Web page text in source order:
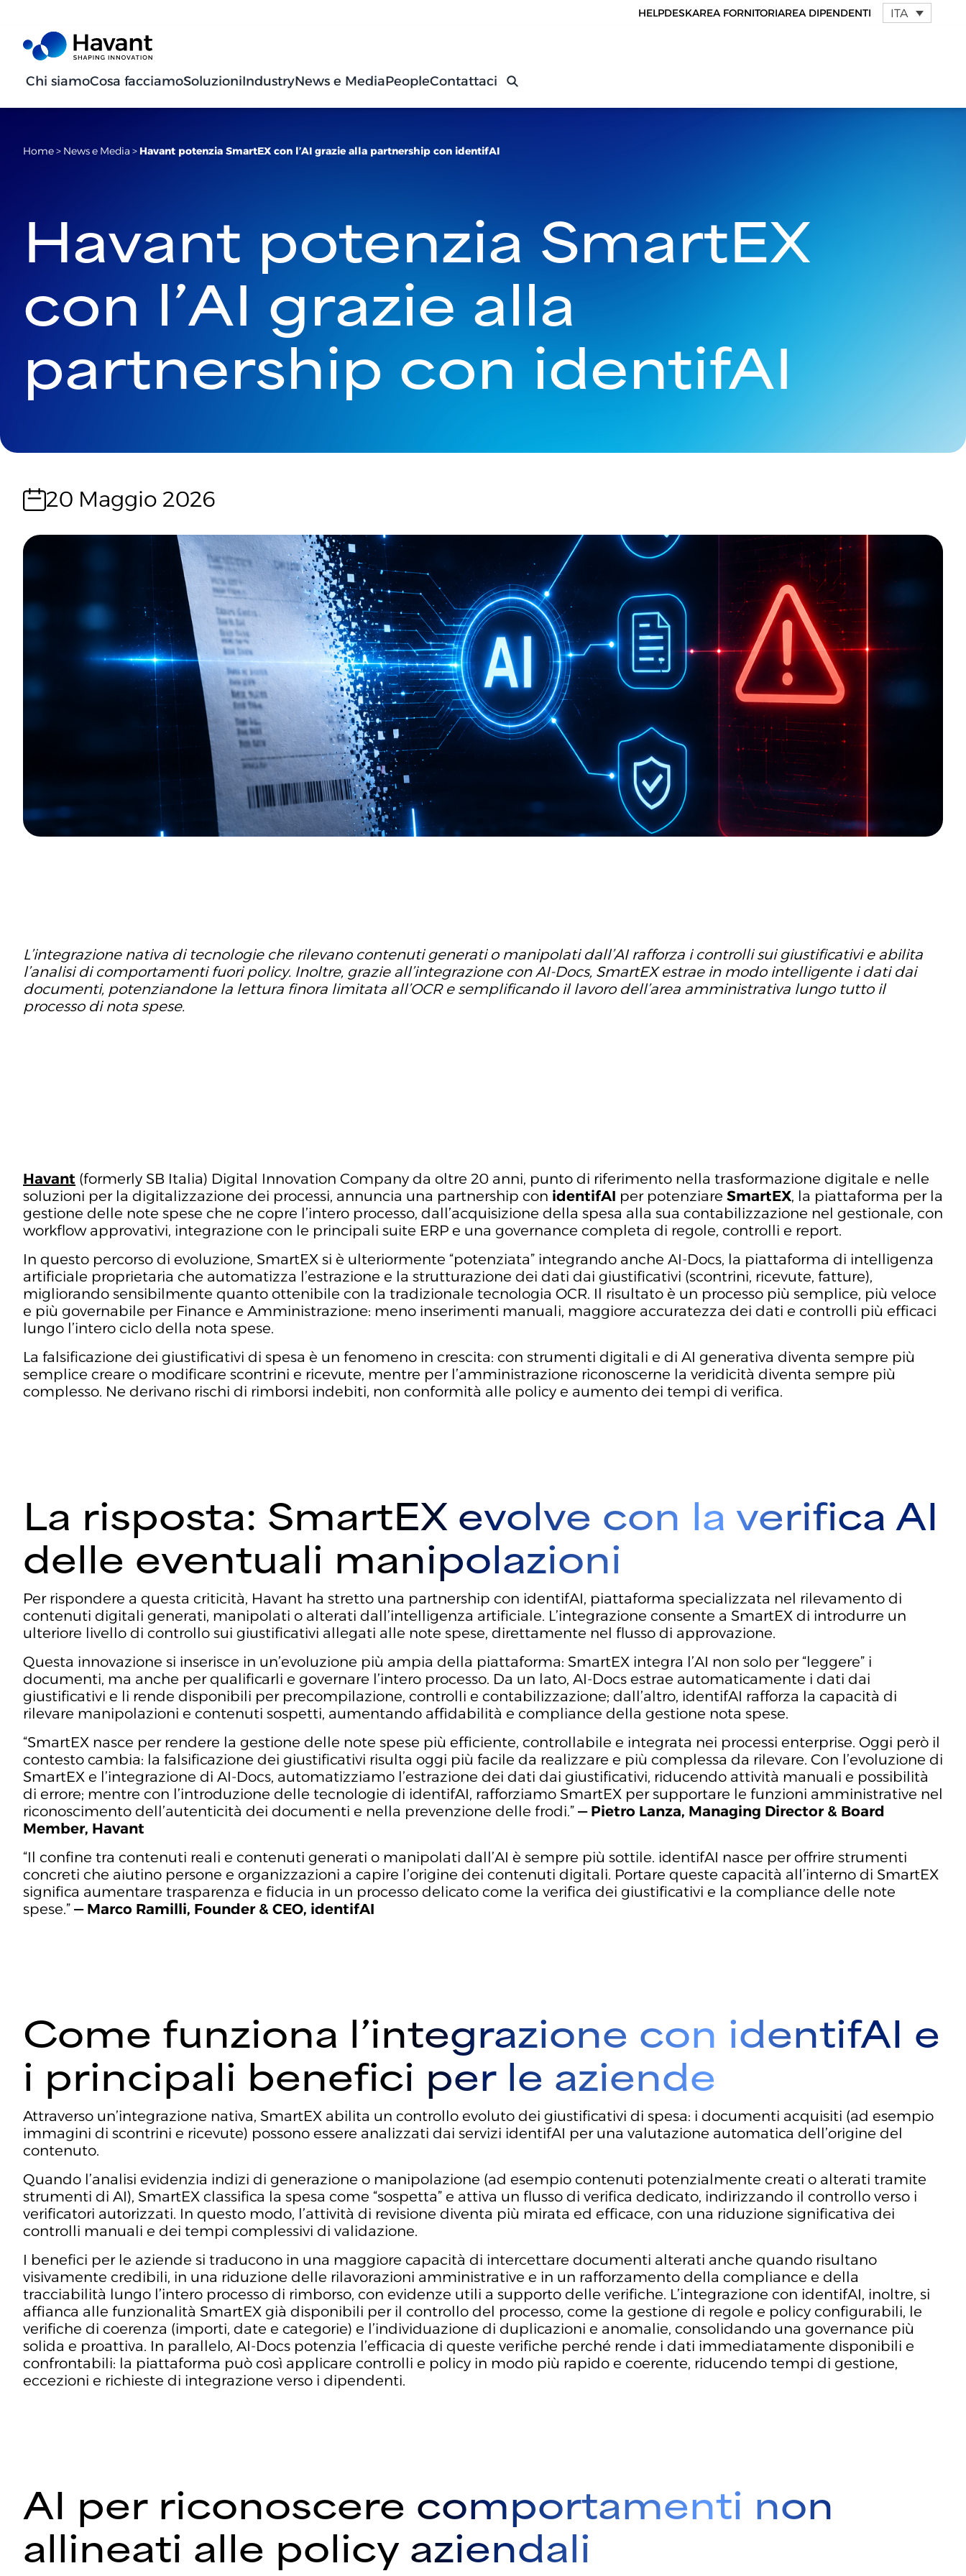
HELPDESKAREA FORNITORIAREA DIPENDENTI ITA
Chi siamoCosa facciamoSoluzioniIndustryNews e MediaPeopleContattaci
Havant potenzia SmartEX
con l’AI grazie alla
partnership con identifAI
Home> News e Media > Havant potenzia SmartEX con l’AI grazie alla partnership con identifAI
20 Maggio 2026
L’integrazione nativa di tecnologie che rilevano contenuti generati o manipolati dall’AI rafforza i controlli sui giustificativi e abilita
l’analisi di comportamenti fuori policy. Inoltre, grazie all’integrazione con AI-Docs, SmartEX estrae in modo intelligente i dati dai
documenti, potenziandone la lettura finora limitata all’OCR e semplificando il lavoro dell’area amministrativa lungo tutto il
processo di nota spese.
Havant (formerly SB Italia) Digital Innovation Company da oltre 20 anni, punto di riferimento nella trasformazione digitale e nelle
soluzioni per la digitalizzazione dei processi, annuncia una partnership con identifAI per potenziare SmartEX, la piattaforma per la
gestione delle note spese che ne copre l’intero processo, dall’acquisizione della spesa alla sua contabilizzazione nel gestionale, con
workflow approvativi, integrazione con le principali suite ERP e una governance completa di regole, controlli e report.
In questo percorso di evoluzione, SmartEX si è ulteriormente “potenziata” integrando anche AI-Docs, la piattaforma di intelligenza
artificiale proprietaria che automatizza l’estrazione e la strutturazione dei dati dai giustificativi (scontrini, ricevute, fatture),
migliorando sensibilmente quanto ottenibile con la tradizionale tecnologia OCR. Il risultato è un processo più semplice, più veloce
e più governabile per Finance e Amministrazione: meno inserimenti manuali, maggiore accuratezza dei dati e controlli più efficaci
lungo l’intero ciclo della nota spese.
La falsificazione dei giustificativi di spesa è un fenomeno in crescita: con strumenti digitali e di AI generativa diventa sempre più
semplice creare o modificare scontrini e ricevute, mentre per l’amministrazione riconoscerne la veridicità diventa sempre più
complesso. Ne derivano rischi di rimborsi indebiti, non conformità alle policy e aumento dei tempi di verifica.
La risposta: SmartEX evolve con la verifica AI
delle eventuali manipolazioni
Per rispondere a questa criticità, Havant ha stretto una partnership con identifAI, piattaforma specializzata nel rilevamento di
contenuti digitali generati, manipolati o alterati dall’intelligenza artificiale. L’integrazione consente a SmartEX di introdurre un
ulteriore livello di controllo sui giustificativi allegati alle note spese, direttamente nel flusso di approvazione.
Questa innovazione si inserisce in un’evoluzione più ampia della piattaforma: SmartEX integra l’AI non solo per “leggere” i
documenti, ma anche per qualificarli e governare l’intero processo. Da un lato, AI-Docs estrae automaticamente i dati dai
giustificativi e li rende disponibili per precompilazione, controlli e contabilizzazione; dall’altro, identifAI rafforza la capacità di
rilevare manipolazioni e contenuti sospetti, aumentando affidabilità e compliance della gestione nota spese.
“SmartEX nasce per rendere la gestione delle note spese più efficiente, controllabile e integrata nei processi enterprise. Oggi però il
contesto cambia: la falsificazione dei giustificativi risulta oggi più facile da realizzare e più complessa da rilevare. Con l’evoluzione di
SmartEX e l’integrazione di AI-Docs, automatizziamo l’estrazione dei dati dai giustificativi, riducendo attività manuali e possibilità
di errore; mentre con l’introduzione delle tecnologie di identifAI, rafforziamo SmartEX per supportare le funzioni amministrative nel
riconoscimento dell’autenticità dei documenti e nella prevenzione delle frodi.” — Pietro Lanza, Managing Director & Board
Member, Havant
“Il confine tra contenuti reali e contenuti generati o manipolati dall’AI è sempre più sottile. identifAI nasce per offrire strumenti
concreti che aiutino persone e organizzazioni a capire l’origine dei contenuti digitali. Portare queste capacità all’interno di SmartEX
significa aumentare trasparenza e fiducia in un processo delicato come la verifica dei giustificativi e la compliance delle note
spese.” — Marco Ramilli, Founder & CEO, identifAI
Come funziona l’integrazione con identifAI e
i principali benefici per le aziende
Attraverso un’integrazione nativa, SmartEX abilita un controllo evoluto dei giustificativi di spesa: i documenti acquisiti (ad esempio
immagini di scontrini e ricevute) possono essere analizzati dai servizi identifAI per una valutazione automatica dell’origine del
contenuto.
Quando l’analisi evidenzia indizi di generazione o manipolazione (ad esempio contenuti potenzialmente creati o alterati tramite
strumenti di AI), SmartEX classifica la spesa come “sospetta” e attiva un flusso di verifica dedicato, indirizzando il controllo verso i
verificatori autorizzati. In questo modo, l’attività di revisione diventa più mirata ed efficace, con una riduzione significativa dei
controlli manuali e dei tempi complessivi di validazione.
I benefici per le aziende si traducono in una maggiore capacità di intercettare documenti alterati anche quando risultano
visivamente credibili, in una riduzione delle rilavorazioni amministrative e in un rafforzamento della compliance e della
tracciabilità lungo l’intero processo di rimborso, con evidenze utili a supporto delle verifiche. L’integrazione con identifAI, inoltre, si
affianca alle funzionalità SmartEX già disponibili per il controllo del processo, come la gestione di regole e policy configurabili, le
verifiche di coerenza (importi, date e categorie) e l’individuazione di duplicazioni e anomalie, consolidando una governance più
solida e proattiva. In parallelo, AI-Docs potenzia l’efficacia di queste verifiche perché rende i dati immediatamente disponibili e
confrontabili: la piattaforma può così applicare controlli e policy in modo più rapido e coerente, riducendo tempi di gestione,
eccezioni e richieste di integrazione verso i dipendenti.
AI per riconoscere comportamenti non
allineati alle policy aziendali